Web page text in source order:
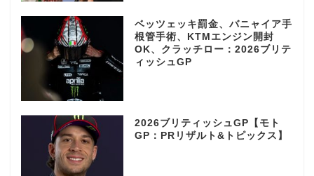
ベッツェッキ罰金、バニャイア手
根管手術、KTMエンジン開封
OK、クラッチロー：2026ブリテ
ィッシュGP
2026ブリティッシュGP【モト
GP：PRリザルト&トピックス】